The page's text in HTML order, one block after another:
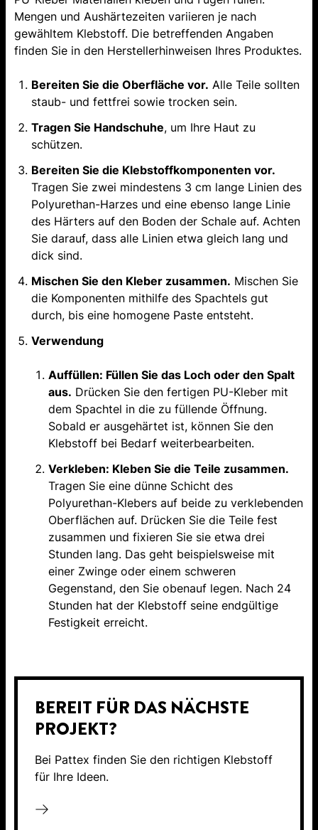
Mengen und Aushärtezeiten variieren je nach
gewähltem Klebstoff. Die betreffenden Angaben
finden Sie in den Herstellerhinweisen Ihres Produktes.
Bereiten Sie die Oberfläche vor. Alle Teile sollten
staub- und fettfrei sowie trocken sein.
Tragen Sie Handschuhe, um Ihre Haut zu
schützen.
Bereiten Sie die Klebstoffkomponenten vor.
Tragen Sie zwei mindestens 3 cm lange Linien des
Polyurethan-Harzes und eine ebenso lange Linie
des Härters auf den Boden der Schale auf. Achten
Sie darauf, dass alle Linien etwa gleich lang und
dick sind.
Mischen Sie den Kleber zusammen. Mischen Sie
die Komponenten mithilfe des Spachtels gut
durch, bis eine homogene Paste entsteht.
Verwendung
Auffüllen: Füllen Sie das Loch oder den Spalt
aus. Drücken Sie den fertigen PU-Kleber mit
dem Spachtel in die zu füllende Öffnung.
Sobald er ausgehärtet ist, können Sie den
Klebstoff bei Bedarf weiterbearbeiten.
Verkleben: Kleben Sie die Teile zusammen.
Tragen Sie eine dünne Schicht des
Polyurethan-Klebers auf beide zu verklebenden
Oberflächen auf. Drücken Sie die Teile fest
zusammen und fixieren Sie sie etwa drei
Stunden lang. Das geht beispielsweise mit
einer Zwinge oder einem schweren
Gegenstand, den Sie obenauf legen. Nach 24
Stunden hat der Klebstoff seine endgültige
Festigkeit erreicht.
BEREIT FÜR DAS NÄCHSTE
PROJEKT?
Bei Pattex finden Sie den richtigen Klebstoff
für Ihre Ideen.